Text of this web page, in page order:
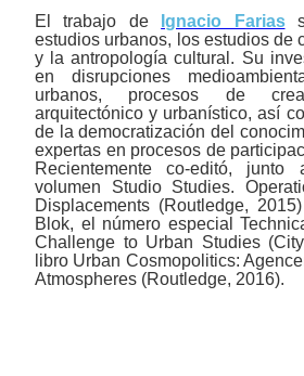
El trabajo de
Ignacio Farias
estudios urbanos, los estudios de
y la antropología cultural. Su
en disrupciones
urbanos, procesos de
arquitectónico y urbanístico, así
de la democratización del
expertas en procesos de
Recientemente co-editó,
volumen Studio Studies.
Displacements (Routledge,
Blok, el número especial
Challenge to Urban Studies
libro Urban Cosmopolitics:
Atmospheres (Routledge, 2016).